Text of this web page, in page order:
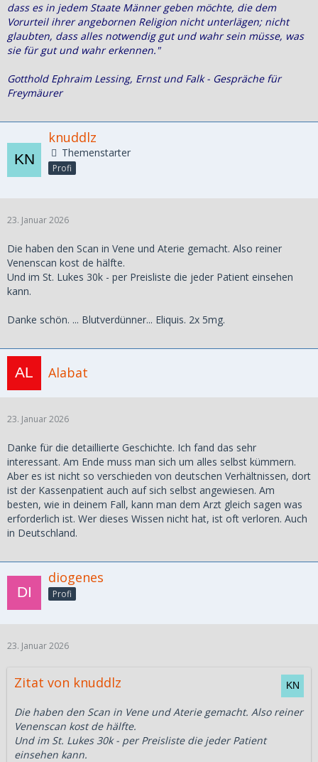
dass es in jedem Staate Männer geben möchte, die dem
Vorurteil ihrer angebornen Religion nicht unterlägen; nicht
glaubten, dass alles notwendig gut und wahr sein müsse, was
sie für gut und wahr erkennen."
Gotthold Ephraim Lessing, Ernst und Falk - Gespräche für
Freymäurer
knuddlz
Themenstarter
Profi
23. Januar 2026
Die haben den Scan in Vene und Aterie gemacht. Also reiner
Venenscan kost de hälfte.
Und im St. Lukes 30k - per Preisliste die jeder Patient einsehen
kann.
Danke schön. ... Blutverdünner... Eliquis. 2x 5mg.
Alabat
23. Januar 2026
Danke für die detaillierte Geschichte. Ich fand das sehr
interessant. Am Ende muss man sich um alles selbst kümmern.
Aber es ist nicht so verschieden von deutschen Verhältnissen, dort
ist der Kassenpatient auch auf sich selbst angewiesen. Am
besten, wie in deinem Fall, kann man dem Arzt gleich sagen was
erforderlich ist. Wer dieses Wissen nicht hat, ist oft verloren. Auch
in Deutschland.
diogenes
Profi
23. Januar 2026
Zitat von knuddlz
Die haben den Scan in Vene und Aterie gemacht. Also reiner
Venenscan kost de hälfte.
Und im St. Lukes 30k - per Preisliste die jeder Patient
einsehen kann.